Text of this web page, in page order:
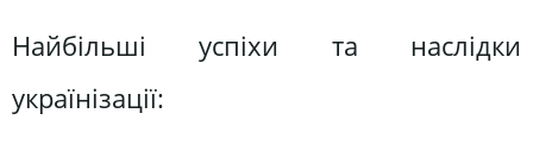
Найбільші успіхи та наслідки
українізації: